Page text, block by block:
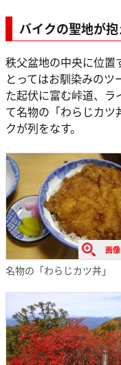
バイクの聖地が
秩父盆地の中央に位置
とってはお馴染みの
た起伏に富む峠道、ラ
て名物の「わらじカツ
クが列をなす。
画
名物の「わらじカツ丼」